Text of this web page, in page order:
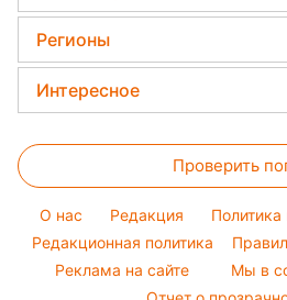
Кейт Миддлтон
Алла Пугачева
Настя Каменских
Виталий Козловский
Потап
Пылевая буря
Комнатные растения
Все о сале
Тарифы
Курс валют
Цены на продукты
Женские стрижки
Окрашивание волос
Красивый маникюр
Модные ошибки
Советы от Андре Тана
Регионы
Новости Харькова
Новости Полтавы
Новости Львова
Новости Сум
Новости Днепра
Новости Черкассы
Новости Тернополя
Интересное
Тесты по картинке
Оптические иллюзии
Народные приметы
Все о шоу-бизнесе
Проверить
O нас Редакция
Редакционная политика
Реклама на сайте
Мы в